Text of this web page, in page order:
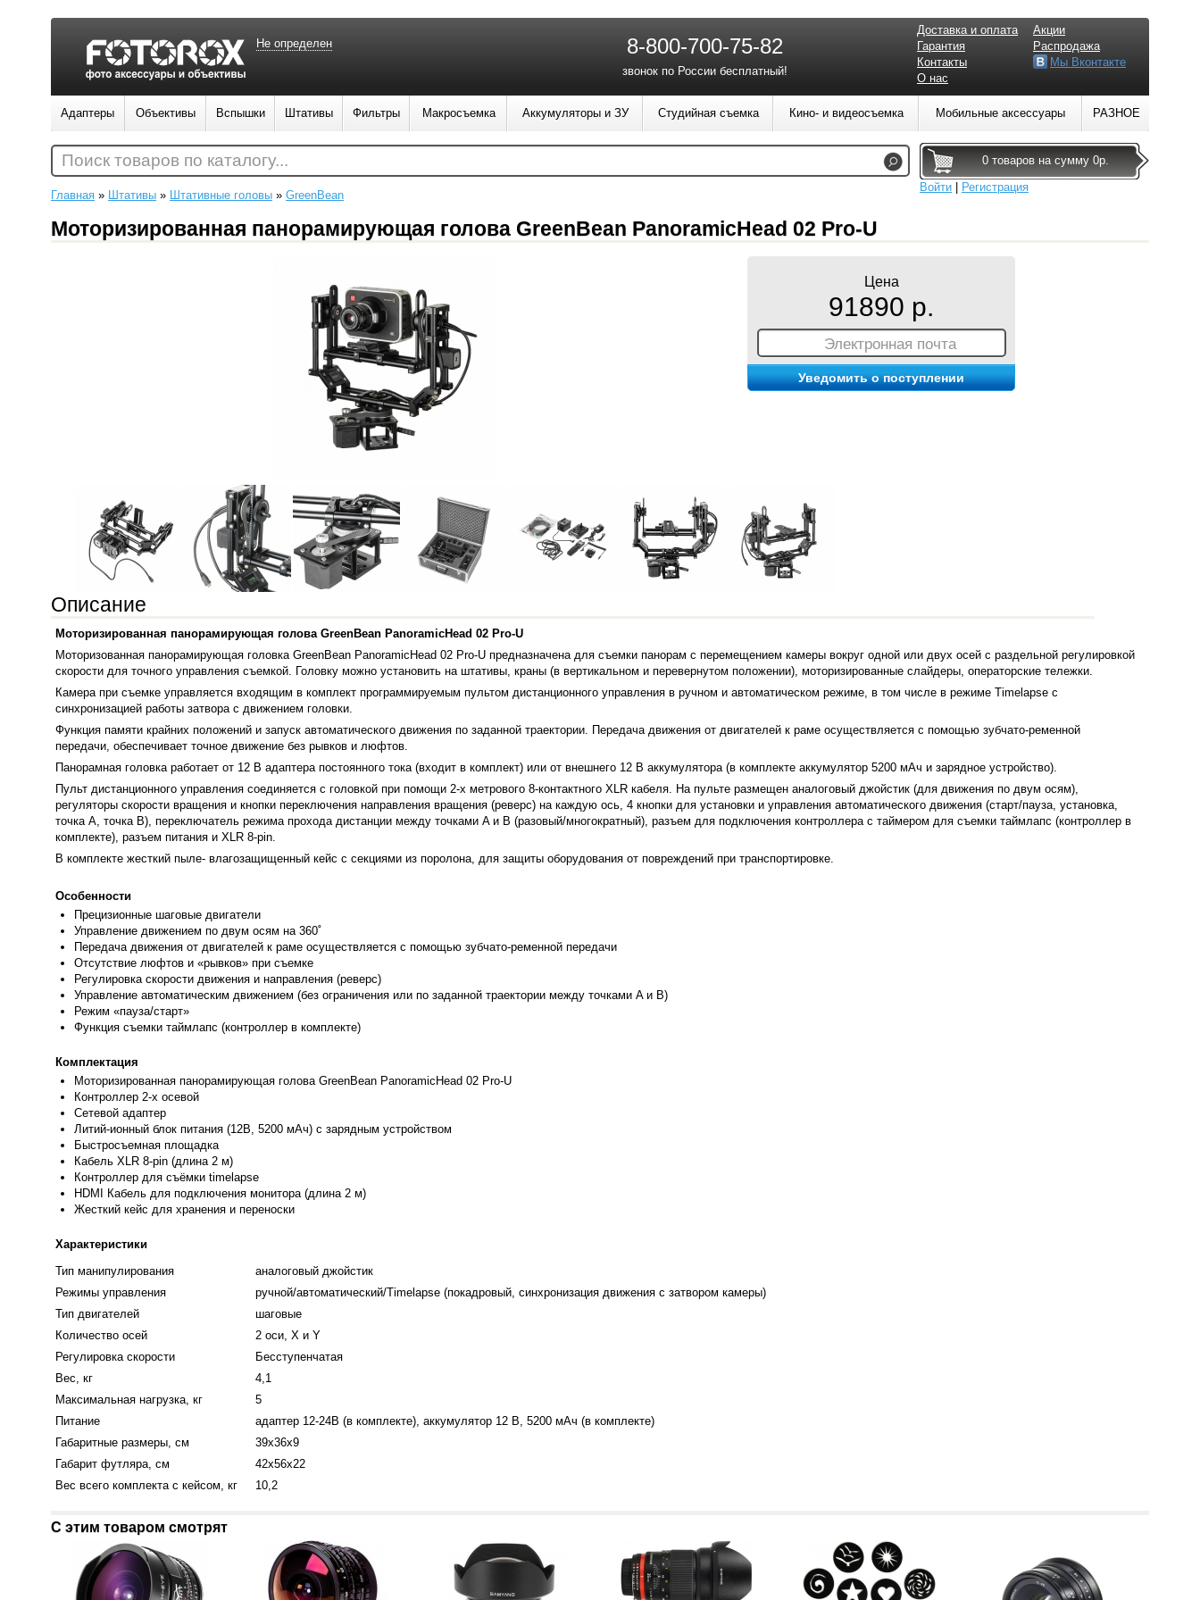
Главная » Штативы » Штативные головы » GreenBean
Моторизированная панорамирующая голова GreenBean PanoramicHead 02 Pro-U
Цена
91890 р.
Электронная почта
Описание
Моторизированная панорамирующая голова GreenBean PanoramicHead 02 Pro-U
Моторизованная панорамирующая головка GreenBean PanoramicHead 02 Pro-U предназначена для съемки панорам с перемещением камеры вокруг одной или двух осей с раздельной регулировкой
скорости для точного управления съемкой. Головку можно установить на штативы, краны (в вертикальном и перевернутом положении), моторизированные слайдеры, операторские тележки.
Камера при съемке управляется входящим в комплект программируемым пультом дистанционного управления в ручном и автоматическом режиме, в том числе в режиме Timelapse с
синхронизацией работы затвора с движением головки.
Функция памяти крайних положений и запуск автоматического движения по заданной траектории. Передача движения от двигателей к раме осуществляется с помощью зубчато-ременной
передачи, обеспечивает точное движение без рывков и люфтов.
Панорамная головка работает от 12 В адаптера постоянного тока (входит в комплект) или от внешнего 12 В аккумулятора (в комплекте аккумулятор 5200 мАч и зарядное устройство).
Пульт дистанционного управления соединяется с головкой при помощи 2-х метрового 8-контактного XLR кабеля. На пульте размещен аналоговый джойстик (для движения по двум осям),
регуляторы скорости вращения и кнопки переключения направления вращения (реверс) на каждую ось, 4 кнопки для установки и управления автоматического движения (старт/пауза, установка,
точка A, точка B), переключатель режима прохода дистанции между точками A и B (разовый/многократный), разъем для подключения контроллера с таймером для съемки таймлапс (контроллер в
комплекте), разъем питания и XLR 8-pin.
В комплекте жесткий пыле- влагозащищенный кейс с секциями из поролона, для защиты оборудования от повреждений при транспортировке.
Особенности
Прецизионные шаговые двигатели
Управление движением по двум осям на 360˚
Передача движения от двигателей к раме осуществляется с помощью зубчато-ременной передачи
Отсутствие люфтов и «рывков» при съемке
Регулировка скорости движения и направления (реверс)
Управление автоматическим движением (без ограничения или по заданной траектории между точками A и B)
Режим «пауза/старт»
Функция съемки таймлапс (контроллер в комплекте)
Комплектация
Моторизированная панорамирующая голова GreenBean PanoramicHead 02 Pro-U
Контроллер 2-x осевой
Сетевой адаптер
Литий-ионный блок питания (12В, 5200 мАч) с зарядным устройством
Быстросъемная площадка
Кабель XLR 8-pin (длина 2 м)
Контроллер для съёмки timelapse
HDMI Кабель для подключения монитора (длина 2 м)
Жесткий кейс для хранения и переноски
Характеристики
Тип манипулирования
аналоговый джойстик
Режимы управления
ручной/автоматический/Timelapse (покадровый, синхронизация движения с затвором камеры)
Тип двигателей
шаговые
Количество осей
2 оси, X и Y
Регулировка скорости
Бесступенчатая
Вес, кг
4,1
Максимальная нагрузка, кг
5
Питание
адаптер 12-24В (в комплекте), аккумулятор 12 В, 5200 мАч (в комплекте)
Габаритные размеры, см
39x36x9
Габарит футляра, см
42x56x22
Вес всего комплекта с кейсом, кг
10,2
С этим товаром смотрят
Не определен 8-800-700-75-82
звонок по России бесплатный!
Доставка и оплата
Гарантия
Контакты
О нас
Акции
Распродажа
Мы Вконтакте
Адаптеры Объективы Вспышки Штативы Фильтры Макросъемка Аккумуляторы и ЗУ Студийная съемка Кино- и видеосъемка Мобильные аксессуары РАЗНОЕ
0 товаров на сумму 0р.
Войти
Регистрация
Поиск товаров по каталогу...